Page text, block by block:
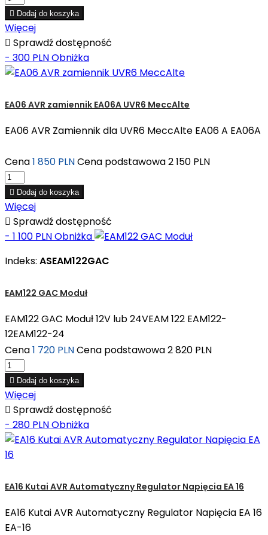
 Dodaj do koszyka
Więcej
 Sprawdź dostępność
- 300 PLNObniżka
EA06 AVR zamiennik EA06A UVR6 MeccAlte
EA06 AVR Zamiennik dla UVR6 MeccAlte EA06 A EA06A
Cena1 850 PLNCena podstawowa2 150 PLN
 Dodaj do koszyka
Więcej
 Sprawdź dostępność
- 1 100 PLNObniżka
Indeks: ASEAM122GAC
EAM122 GAC Moduł
EAM122 GAC Moduł 12V lub 24VEAM 122 EAM122-
12EAM122-24
Cena1 720 PLNCena podstawowa2 820 PLN
 Dodaj do koszyka
Więcej
 Sprawdź dostępność
- 280 PLNObniżka
EA16 Kutai AVR Automatyczny Regulator Napięcia EA 16
EA16 Kutai AVR Automatyczny Regulator Napięcia EA 16
EA-16